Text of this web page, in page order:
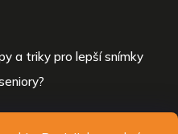
a triky pro lepší snímky